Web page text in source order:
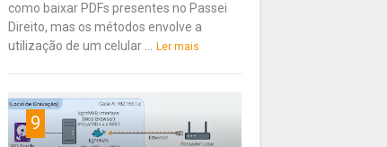
como baixar PDFs presentes no Passei
Direito, mas os métodos envolve a
utilização de um celular ...
Ler mais
9